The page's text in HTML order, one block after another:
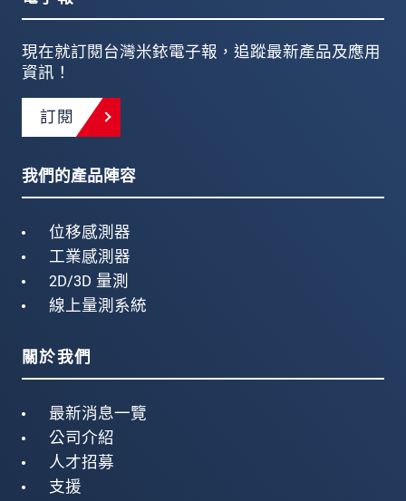
現在就訂閱台灣米銥電子報，追蹤最新產品及應用
資訊！
訂閱
我們的產品陣容
位移感測器
工業感測器
2D/3D 量測
線上量測系統
關於我們
最新消息一覽
公司介紹
人才招募
支援